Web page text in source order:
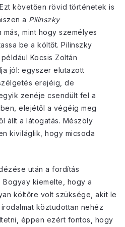
követően rövid történetek is
a Pilinszky
mint hogy személyes
be a költőt. Pilinszky
Kocsis Zoltán
jól: egyszer elutazott
erejéig, de
zenéje csendült fel a
elejétől a végéig meg
állt a látogatás. Mészöly
kiviláglik, hogy micsoda
után a fordítás
kiemelte, hogy a
költőre volt szüksége, akit le
köztudottan nehéz
éppen ezért fontos, hogy